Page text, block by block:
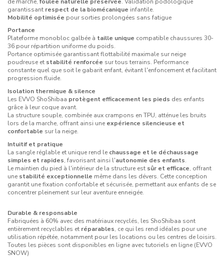
garantissant respect de la biomécanique infantile.
Mobilité optimisée pour sorties prolongées sans fatigue
Portance
Plateforme monobloc galbée à taille unique compatible chaussures 30-
36 pour répartition uniforme du poids.
Portance optimisée garantissant flottabilité maximale sur neige
poudreuse et stabilité renforcée sur tous terrains. Performance
constante quel que soit le gabarit enfant, évitant l'enfoncement et facilitant
progression fluide.
Isolation thermique & silence
Les EVVO ShoShibaa protègent efficacement les pieds des enfants
grâce à leur coque avant.
La structure souple, combinée aux crampons en TPU, atténue les bruits
lors de la marche, offrant ainsi une expérience silencieuse et
confortable sur la neige.
Intuitif et pratique
La sangle réglable et unique rend le chaussage et le déchaussage
simples et rapides, favorisant ainsi l'autonomie des enfants.
Le maintien du pied à l'intérieur de la structure est sûr et efficace, offrant
une stabilité exceptionnelle même dans les dévers. Cette conception
garantit une fixation confortable et sécurisée, permettant aux enfants de se
concentrer pleinement sur leur aventure enneigée.
Durable & responsable
Fabriquées à 60% avec des matériaux recyclés, les ShoShibaa sont
entièrement recyclables et réparables, ce qui les rend idéales pour une
utilisation répétée, notamment pour les locations ou les centres de loisirs.
Toutes les pièces sont disponibles en ligne avec tutoriels en ligne (EVVO
SNOW)